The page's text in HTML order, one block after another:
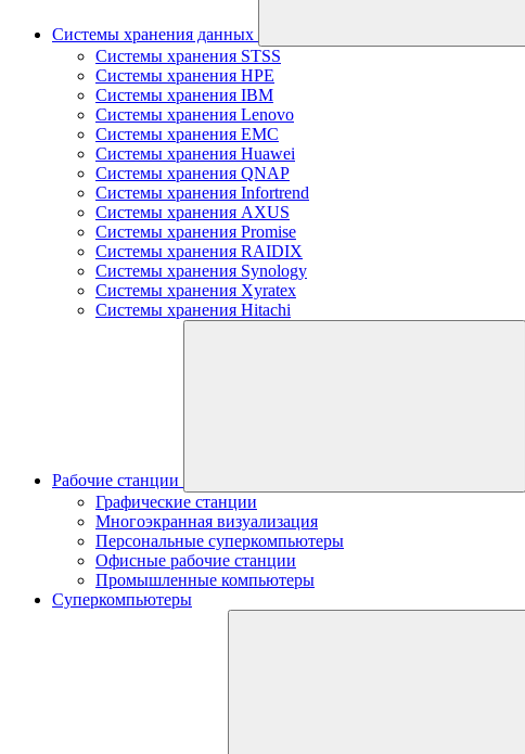
Системы хранения данных
Системы хранения STSS
Системы хранения HPE
Системы хранения IBM
Системы хранения Lenovo
Системы хранения EMC
Системы хранения Huawei
Системы хранения QNAP
Системы хранения Infortrend
Системы хранения AXUS
Системы хранения Promise
Системы хранения RAIDIX
Системы хранения Synology
Системы хранения Xyratex
Системы хранения Hitachi
Рабочие станции
Графические станции
Многоэкранная визуализация
Персональные суперкомпьютеры
Офисные рабочие станции
Промышленные компьютеры
Суперкомпьютеры